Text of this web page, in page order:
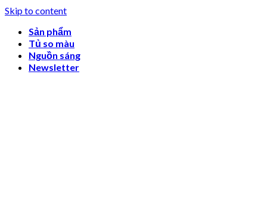
Skip to content
Sản phẩm
Tủ so màu
Nguồn sáng
Newsletter